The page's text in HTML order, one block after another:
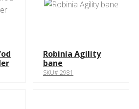
Robinia Agility
bane
SKU# 2981